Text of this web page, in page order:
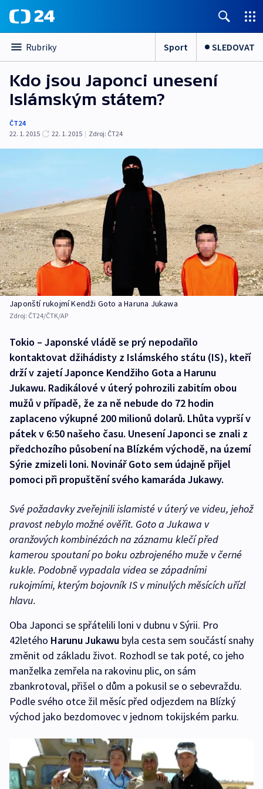
Rubriky Sport SLEDOVAT
Kdo jsou Japonci unesení
Islámským státem?
ČT24
22. 1. 2015
22. 1. 2015 | Zdroj: ČT24
Japonští rukojmí Kendži Goto a Haruna Jukawa
Zdroj: ČT24/ČTK/AP
Tokio – Japonské vládě se prý nepodařilo
kontaktovat džihádisty z Islámského státu (IS), kteří
drží v zajetí Japonce Kendžiho Gota a Harunu
Jukawu. Radikálové v úterý pohrozili zabitím obou
mužů v případě, že za ně nebude do 72 hodin
zaplaceno výkupné 200 milionů dolarů. Lhůta vyprší v
pátek v 6:50 našeho času. Unesení Japonci se znali z
předchozího působení na Blízkém východě, na území
Sýrie zmizeli loni. Novinář Goto sem údajně přijel
pomoci při propuštění svého kamaráda Jukawy.
Své požadavky zveřejnili islamisté v úterý ve videu, jehož
pravost nebylo možné ověřit. Goto a Jukawa v
oranžových kombinézách na záznamu klečí před
kamerou spoutaní po boku ozbrojeného muže v černé
kukle. Podobně vypadala videa se západními
rukojmími, kterým bojovník IS v minulých měsících uřízl
hlavu.
Oba Japonci se spřátelili loni v dubnu v Sýrii. Pro
42letého Harunu Jukawu byla cesta sem součástí snahy
změnit od základu život. Rozhodl se tak poté, co jeho
manželka zemřela na rakovinu plic, on sám
zbankrotoval, přišel o dům a pokusil se o sebevraždu.
Podle svého otce žil měsíc před odjezdem na Blízký
východ jako bezdomovec v jednom tokijském parku.